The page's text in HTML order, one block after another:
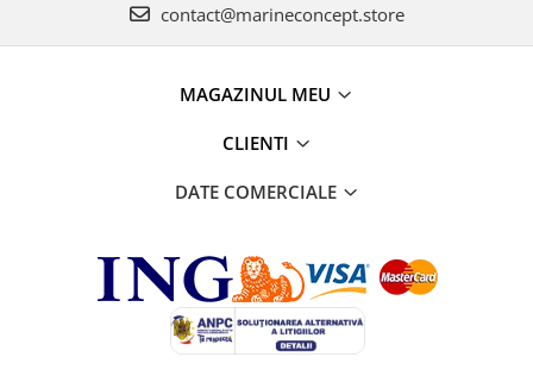
contact@marineconcept.store
MAGAZINUL MEU
CLIENTI
DATE COMERCIALE